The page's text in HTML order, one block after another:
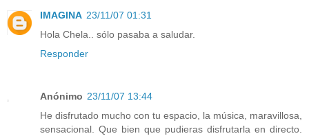
IMAGINA 23/11/07 01:31
Hola Chela.. sólo pasaba a saludar.
Responder
Anónimo 23/11/07 13:44
He disfrutado mucho con tu espacio, la música, maravillosa,
sensacional. Que bien que pudieras disfrutarla en directo.